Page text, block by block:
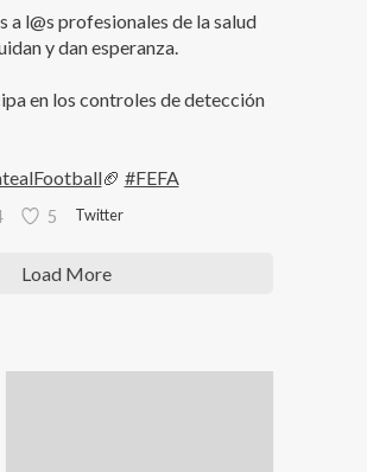
a l@s profesionales de la salud
y dan esperanza.
en los controles de detección
🏈 #FEFA
5 Twitter
Load More